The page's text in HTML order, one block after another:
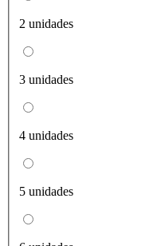
2 unidades
3 unidades
4 unidades
5 unidades